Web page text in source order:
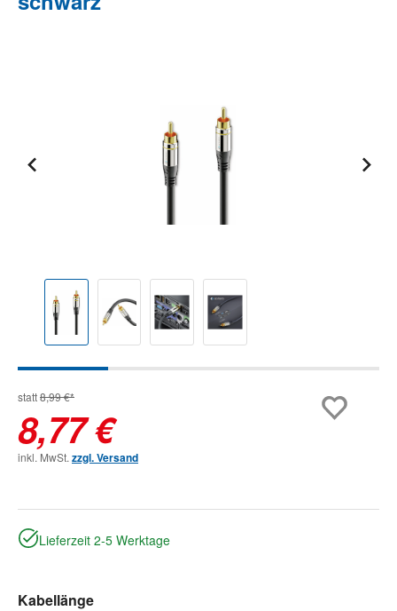
statt8,99 €*
8,77 €
inkl. MwSt. zzgl. Versand
Lieferzeit 2-5 Werktage
Kabellängeauswählen